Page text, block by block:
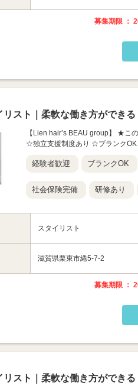
募集期限 ：
リスト｜柔軟な働き方ができる
【Lien hair’s BEAU group】 ★
☆独立支援制度あり ☆ブランク
経験者歓迎 ブランクOK
社会保険完備 研修あり
スタイリスト
滋賀県栗東市綣5-7-2
募集期限 ：
リスト｜柔軟な働き方ができる